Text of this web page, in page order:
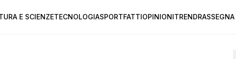
E SCIENZETECNOLOGIASPORTFATTIOPINIONITREND